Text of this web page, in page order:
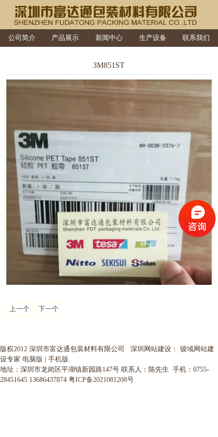
公司简介 产品展示 新闻中心 生产设备 联系我们
3M851ST
上一个 下一个
版权2012 深圳市富达通包装材料有限公司 深圳网站建设： 骏域网站建
设专家 电脑版
手机版
地址：深圳市龙岗区平湖镇新园路147号 联系人：陈先生 手机：0755-
28451645 13686437874 粤ICP备2021081208号